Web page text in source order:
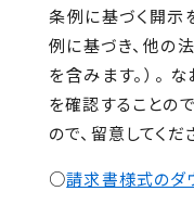
条例に基づく開示
例に基づき、他の
を含みます。）。
を確認することの
ので、留意してくだ
○請求書様式のダ